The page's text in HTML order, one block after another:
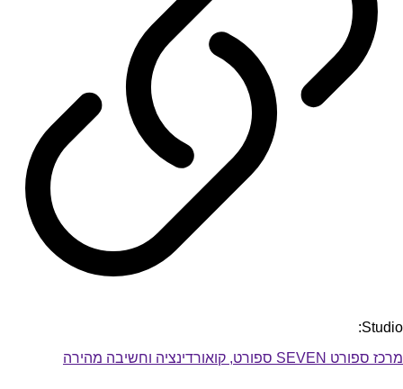
Studio:
מרכז ספורט SEVEN ספורט, קואורדינציה וחשיבה מהירה